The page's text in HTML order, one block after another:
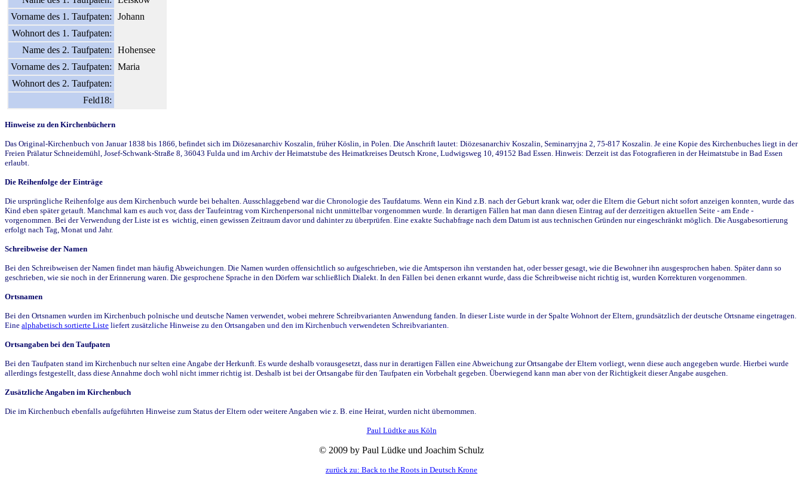
Vorname des 1. Taufpaten:
Johann
Wohnort des 1. Taufpaten:
Name des 2. Taufpaten:
Hohensee
Vorname des 2. Taufpaten:
Maria
Wohnort des 2. Taufpaten:
Feld18:
Hinweise zu den Kirchenbüchern
Das Original-Kirchenbuch von Januar 1838 bis 1866, befindet sich im Diözesanarchiv Koszalin, früher Köslin, in Polen. Die Anschrift lautet: Diözesanarchiv Koszalin, Seminarryjna 2, 75-817 Koszalin. Je eine Kopie des Kirchenbuches liegt in der
Freien Prälatur Schneidemühl, Josef-Schwank-Straße 8, 36043 Fulda und im Archiv der Heimatstube des Heimatkreises Deutsch Krone, Ludwigsweg 10, 49152 Bad Essen. Hinweis: Derzeit ist das Fotografieren in der Heimatstube in Bad Essen
erlaubt.
Die Reihenfolge der Einträge
Die ursprüngliche Reihenfolge aus dem Kirchenbuch wurde bei behalten. Ausschlaggebend war die Chronologie des Taufdatums. Wenn ein Kind z.B. nach der Geburt krank war, oder die Eltern die Geburt nicht sofort anzeigen konnten, wurde das
Kind eben später getauft. Manchmal kam es auch vor, dass der Taufeintrag vom Kirchenpersonal nicht unmittelbar vorgenommen wurde. In derartigen Fällen hat man dann diesen Eintrag auf der derzeitigen aktuellen Seite - am Ende -
vorgenommen. Bei der Verwendung der Liste ist es wichtig, einen gewissen Zeitraum davor und dahinter zu überprüfen. Eine exakte Suchabfrage nach dem Datum ist aus technischen Gründen nur eingeschränkt möglich. Die Ausgabesortierung
erfolgt nach Tag, Monat und Jahr.
Schreibweise der Namen
Bei den Schreibweisen der Namen findet man häufig Abweichungen. Die Namen wurden offensichtlich so aufgeschrieben, wie die Amtsperson ihn verstanden hat, oder besser gesagt, wie die Bewohner ihn ausgesprochen haben. Später dann so
geschrieben, wie sie noch in der Erinnerung waren. Die gesprochene Sprache in den Dörfern war schließlich Dialekt. In den Fällen bei denen erkannt wurde, dass die Schreibweise nicht richtig ist, wurden Korrekturen vorgenommen.
Ortsnamen
Bei den Ortsnamen wurden im Kirchenbuch polnische und deutsche Namen verwendet, wobei mehrere Schreibvarianten Anwendung fanden. In dieser Liste wurde in der Spalte Wohnort der Eltern, grundsätzlich der deutsche Ortsname eingetragen.
Eine alphabetisch sortierte Liste liefert zusätzliche Hinweise zu den Ortsangaben und den im Kirchenbuch verwendeten Schreibvarianten.
Ortsangaben bei den Taufpaten
Bei den Taufpaten stand im Kirchenbuch nur selten eine Angabe der Herkunft. Es wurde deshalb vorausgesetzt, dass nur in derartigen Fällen eine Abweichung zur Ortsangabe der Eltern vorliegt, wenn diese auch angegeben wurde. Hierbei wurde
allerdings festgestellt, dass diese Annahme doch wohl nicht immer richtig ist. Deshalb ist bei der Ortsangabe für den Taufpaten ein Vorbehalt gegeben. Überwiegend kann man aber von der Richtigkeit dieser Angabe ausgehen.
Zusätzliche Angaben im Kirchenbuch
Die im Kirchenbuch ebenfalls aufgeführten Hinweise zum Status der Eltern oder weitere Angaben wie z. B. eine Heirat, wurden nicht übernommen.
Paul Lüdtke aus Köln
© 2009 by Paul Lüdke und Joachim Schulz
zurück zu: Back to the Roots in Deutsch Krone